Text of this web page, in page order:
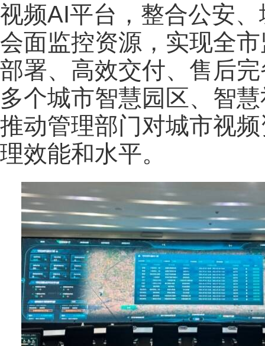
视频AI平台，整合公安
会面监控资源，实现全
部署、高效交付、售后
多个城市智慧园区、智
推动管理部门对城市视
理效能和水平。